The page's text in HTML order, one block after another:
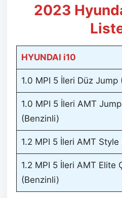
2023
HYUNDAI i10
1.0 MPI 5 İleri Düz Jump
1.0 MPI 5 İleri AMT Jump
(Benzinli)
1.2 MPI 5 İleri AMT
1.2 MPI 5 İleri AMT Elite
(Benzinli)